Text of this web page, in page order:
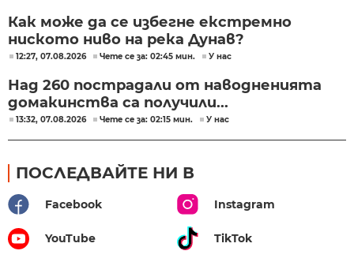
Как може да се избегне екстремно
ниското ниво на река Дунав?
12:27, 07.08.2026 Чете се за: 02:45 мин. У нас
Над 260 пострадали от наводненията
домакинства са получили...
13:32, 07.08.2026 Чете се за: 02:15 мин. У нас
ПОСЛЕДВАЙТЕ НИ В
Facebook Instagram
YouTube TikTok